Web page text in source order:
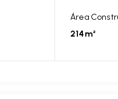
Área
214m²